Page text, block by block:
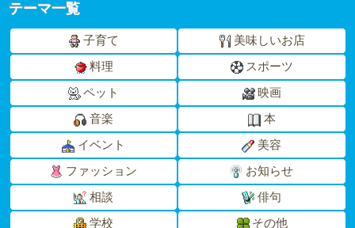
テーマ一覧
子育て 美味しいお店
料理 スポーツ
ペット 映画
音楽 本
イベント 美容
ファッション お知らせ
相談 俳句
学校 その他